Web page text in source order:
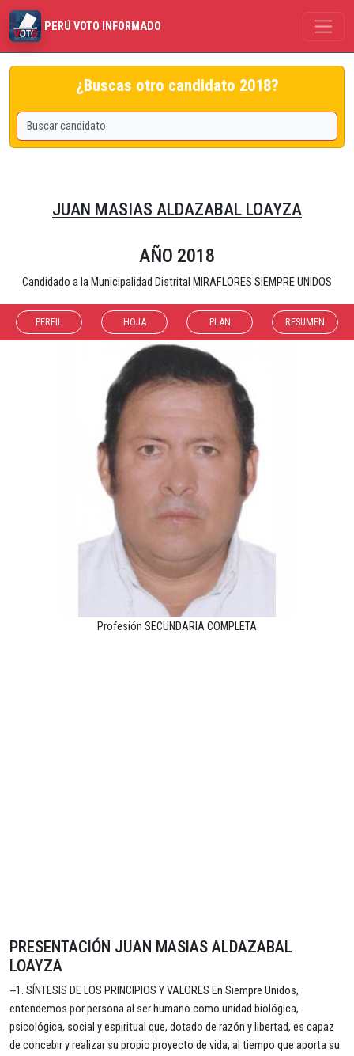
PERÚ VOTO INFORMADO
¿Buscas otro candidato 2018?
JUAN MASIAS ALDAZABAL LOAYZA
AÑO 2018
Candidado a la Municipalidad Distrital MIRAFLORES SIEMPRE UNIDOS
PERFIL HOJA PLAN RESUMEN
Profesión SECUNDARIA COMPLETA
PRESENTACIÓN JUAN MASIAS ALDAZABAL
LOAYZA
--1. SÍNTESIS DE LOS PRINCIPIOS Y VALORES En Siempre Unidos,
entendemos por persona al ser humano como unidad biológica,
psicológica, social y espiritual que, dotado de razón y libertad, es capaz
de concebir y realizar su propio proyecto de vida, al tiempo que aporta su